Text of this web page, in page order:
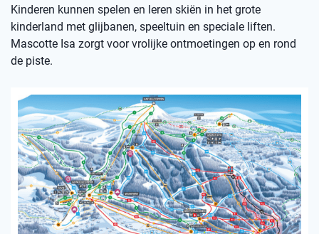
Kinderen kunnen spelen en leren skiën in het grote
kinderland met glijbanen, speeltuin en speciale liften.
Mascotte Isa zorgt voor vrolijke ontmoetingen op en rond
de piste.